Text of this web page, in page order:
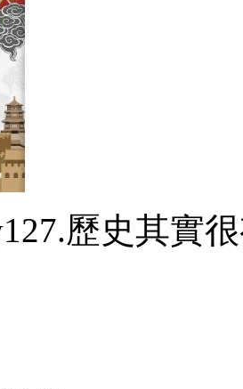
歷史其實